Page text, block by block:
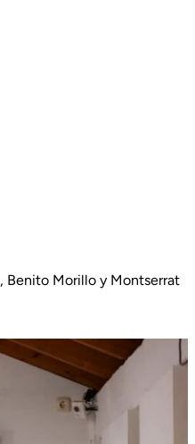
Benito Morillo y Montserrat